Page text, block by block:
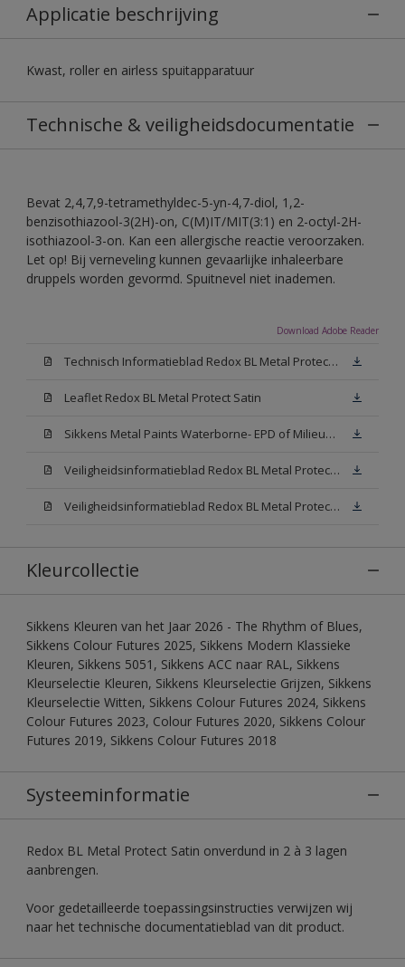
Applicatie beschrijving
Kwast, roller en airless spuitapparatuur
Technische & veiligheidsdocumentatie
Bevat 2,4,7,9-tetramethyldec-5-yn-4,7-diol, 1,2-
benzisothiazool-3(2H)-on, C(M)IT/MIT(3:1) en 2-octyl-2H-
isothiazool-3-on. Kan een allergische reactie veroorzaken.
Let op! Bij verneveling kunnen gevaarlijke inhaleerbare
druppels worden gevormd. Spuitnevel niet inademen.
Download Adobe Reader
Technisch Informatieblad Redox BL Metal Protect (PDF)
Leaflet Redox BL Metal Protect Satin
Sikkens Metal Paints Waterborne- EPD of Milieuproductverklaring
Veiligheidsinformatieblad Redox BL Metal Protect Satin N00 (MSDS)
Veiligheidsinformatieblad Redox BL Metal Protect Satin White W05 (MSDS)
Kleurcollectie
Sikkens Kleuren van het Jaar 2026 - The Rhythm of Blues,
Sikkens Colour Futures 2025, Sikkens Modern Klassieke
Kleuren, Sikkens 5051, Sikkens ACC naar RAL, Sikkens
Kleurselectie Kleuren, Sikkens Kleurselectie Grijzen, Sikkens
Kleurselectie Witten, Sikkens Colour Futures 2024, Sikkens
Colour Futures 2023, Colour Futures 2020, Sikkens Colour
Futures 2019, Sikkens Colour Futures 2018
Systeeminformatie
Redox BL Metal Protect Satin onverdund in 2 à 3 lagen
aanbrengen.
Voor gedetailleerde toepassingsinstructies verwijzen wij
naar het technische documentatieblad van dit product.